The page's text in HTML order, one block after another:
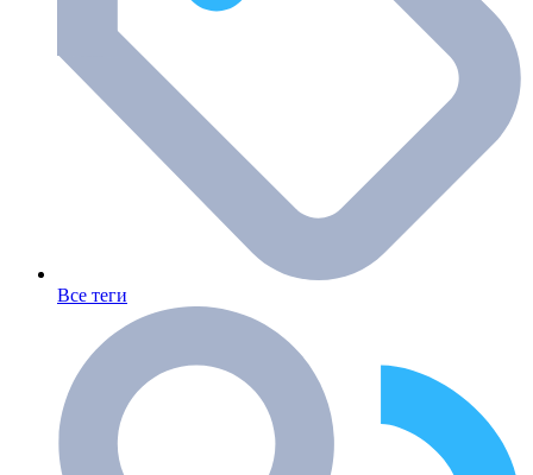
Все теги